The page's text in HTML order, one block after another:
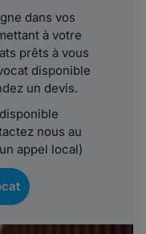
dans vos
à votre
prêts à vous
disponible
un devis.
nous au
appel local)